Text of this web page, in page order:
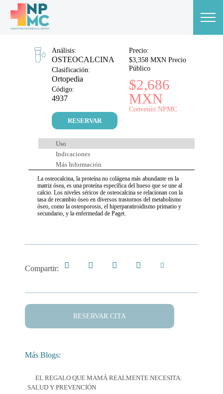
Análisis:
OSTEOCALCINA
Clasificación:
Ortopedia
Código:
4937
RESERVAR
Precio:
$3,358 MXN Precio
Público
$2,686
MXN
Convenio NPMC
Uso
Indicaciones
Más Información
La osteocalcina, la proteína no colágena más abundante en la
matriz ósea, es una proteína específica del hueso que se une al
calcio. Los niveles séricos de osteocalcina se relacionan con la
tasa de recambio óseo en diversos trastornos del metabolismo
óseo, como la osteoporosis, el hiperparatiroidismo primario y
secundario, y la enfermedad de Paget.
Compartir:
RESERVAR CITA
Más Blogs:
EL REGALO QUE MAMÁ REALMENTE NECESITA:
SALUD Y PREVENCIÓN